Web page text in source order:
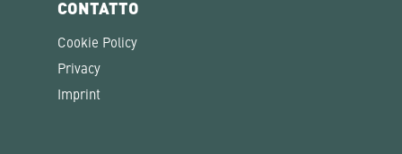
CONTATTO
Cookie Policy
Privacy
Imprint